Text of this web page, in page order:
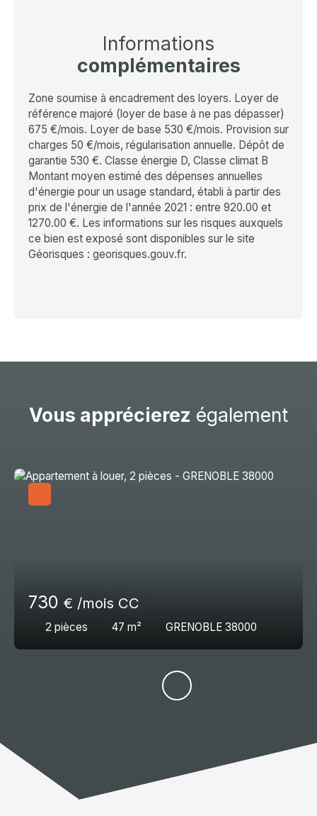
Informations
complémentaires
Zone soumise à encadrement des loyers. Loyer de
référence majoré (loyer de base à ne pas dépasser)
675 €/mois. Loyer de base 530 €/mois. Provision sur
charges 50 €/mois, régularisation annuelle. Dépôt de
garantie 530 €. Classe énergie D, Classe climat B
Montant moyen estimé des dépenses annuelles
d'énergie pour un usage standard, établi à partir des
prix de l'énergie de l'année 2021 : entre 920.00 et
1270.00 €. Les informations sur les risques auxquels
ce bien est exposé sont disponibles sur le site
Géorisques : georisques.gouv.fr.
Vous apprécierez également
730 € /mois CC
2 pièces 47 m² GRENOBLE 38000